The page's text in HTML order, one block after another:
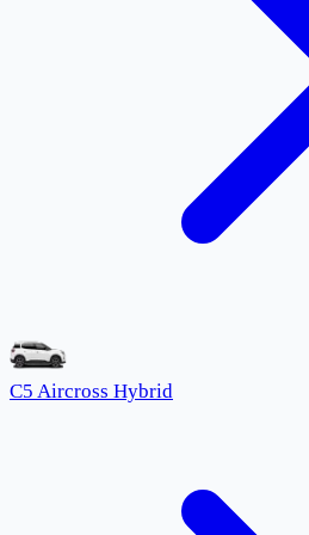
C5 Aircross Hybrid